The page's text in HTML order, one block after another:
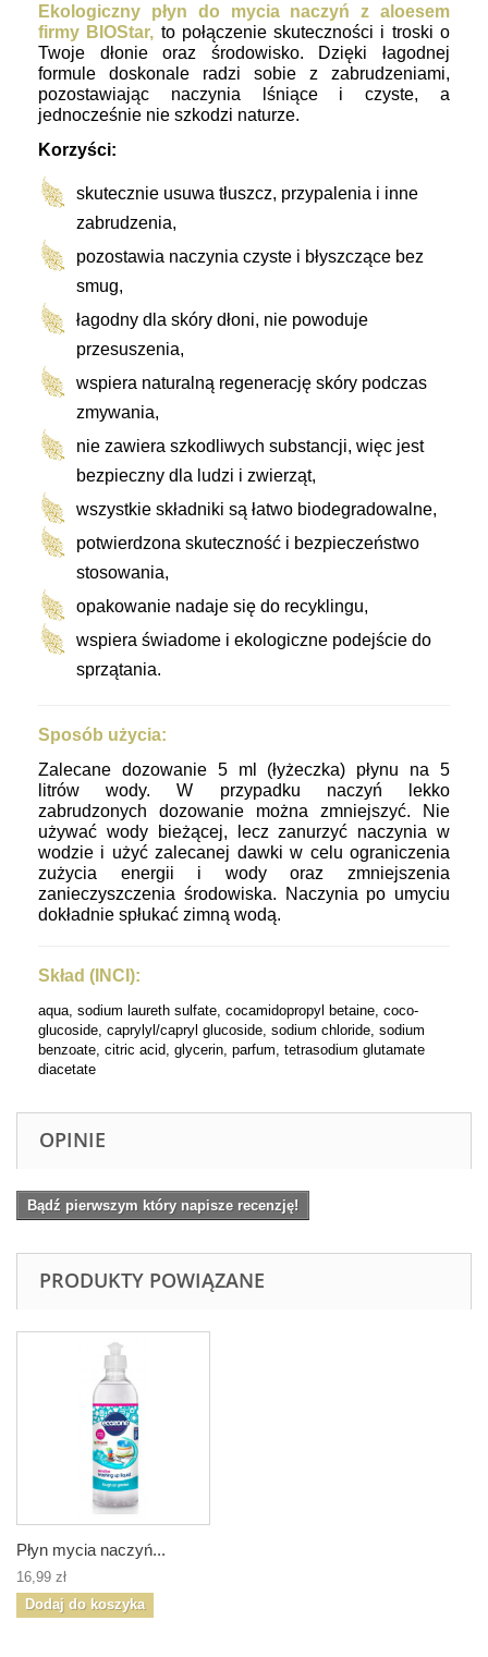
Ekologiczny płyn do mycia naczyń z aloesem
firmy BIOStar, to połączenie skuteczności i troski o
Twoje dłonie oraz środowisko. Dzięki łagodnej
formule doskonale radzi sobie z zabrudzeniami,
pozostawiając naczynia lśniące i czyste, a
jednocześnie nie szkodzi naturze.
Korzyści:
skutecznie usuwa tłuszcz, przypalenia i inne
zabrudzenia,
pozostawia naczynia czyste i błyszczące bez
smug,
łagodny dla skóry dłoni, nie powoduje
przesuszenia,
wspiera naturalną regenerację skóry podczas
zmywania,
nie zawiera szkodliwych substancji, więc jest
bezpieczny dla ludzi i zwierząt,
wszystkie składniki są łatwo biodegradowalne,
potwierdzona skuteczność i bezpieczeństwo
stosowania,
opakowanie nadaje się do recyklingu,
wspiera świadome i ekologiczne podejście do
sprzątania.
Sposób użycia:
Zalecane dozowanie 5 ml (łyżeczka) płynu na 5
litrów wody. W przypadku naczyń lekko
zabrudzonych dozowanie można zmniejszyć. Nie
używać wody bieżącej, lecz zanurzyć naczynia w
wodzie i użyć zalecanej dawki w celu ograniczenia
zużycia energii i wody oraz zmniejszenia
zanieczyszczenia środowiska. Naczynia po umyciu
dokładnie spłukać zimną wodą.
Skład (INCI):
aqua, sodium laureth sulfate, cocamidopropyl betaine, coco-
glucoside, caprylyl/capryl glucoside, sodium chloride, sodium
benzoate, citric acid, glycerin, parfum, tetrasodium glutamate
diacetate
OPINIE
Bądź pierwszym który napisze recenzję!
PRODUKTY POWIĄZANE
Płyn mycia naczyń...
16,99 zł
Dodaj do koszyka